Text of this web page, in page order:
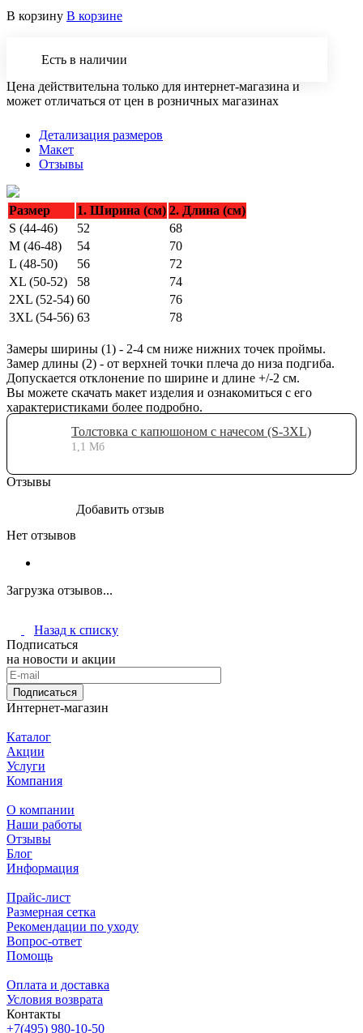
В корзину В корзине
Есть в наличии
Цена действительна только для интернет-магазина и
может отличаться от цен в розничных магазинах
Детализация размеров
Макет
Отзывы
Размер 1. Ширина (см) 2. Длина (см)
S (44-46)
52
68
M (46-48)
54
70
L (48-50)
56
72
XL (50-52)
58
74
2XL (52-54) 60
76
3XL (54-56) 63 78
Замеры ширины (1) - 2-4 см ниже нижних точек проймы.
Замер длины (2) - от верхней точки плеча до низа подгиба.
Допускается отклонение по ширине и длине +/-2 см.
Вы можете скачать макет изделия и ознакомиться с его
характеристиками более подробно.
Толстовка с капюшоном с начесом (S-3XL)
1,1 Мб
Отзывы
Загрузка отзывов...
Нет отзывов
Добавить отзыв
Назад к списку
Подписаться
на новости и акции
Подписаться
Интернет-магазин
Каталог
Акции
Услуги
Компания
О компании
Наши работы
Отзывы
Блог
Информация
Прайс-лист
Размерная сетка
Рекомендации по уходу
Вопрос-ответ
Помощь
Оплата и доставка
Условия возврата
Контакты
+7(495) 980-10-50